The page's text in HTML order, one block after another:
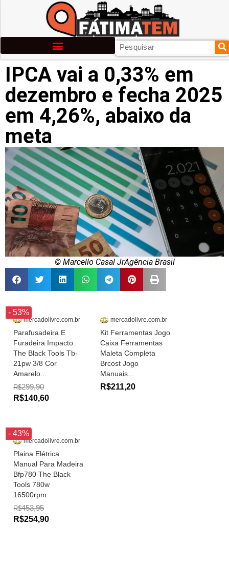
IPCA vai a 0,33% em
dezembro e fecha 2025
em 4,26%, abaixo da
meta
© Marcello Casal JrAgência Brasil
- 53%
mercadolivre.com.br
Parafusadeira E
Furadeira Impacto
The Black Tools Tb-
21pw 3/8 Cor
Amarelo...
R$299,90
R$140,60
mercadolivre.com.br
Kit Ferramentas Jogo
Caixa Ferramentas
Maleta Completa
Brcost Jogo
Manuais...
R$211,20
- 43%
mercadolivre.com.br
Plaina Elétrica
Manual Para Madeira
Bfp780 The Black
Tools 780w
16500rpm
R$453,95
R$254,90